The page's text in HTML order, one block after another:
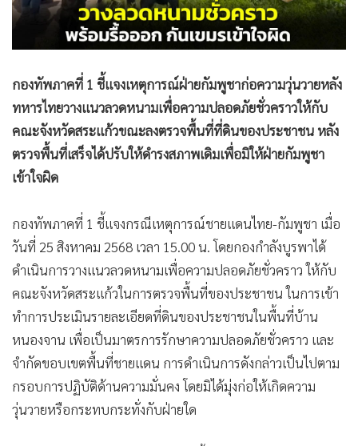
• Infographic
การเมือง
• กีฬา
• ต่างประเทศ
• Special Scoop
• เศรษฐกิจ-ธุรกิจ
ชุมชน-คุณภาพชีวิต
•
อาชญากรรม
• Motoring
• เกม
• วิทยาศาสตร์
• SMEs
• หุ้น
• อินโดจีน
• กองทุนรวม
กองทัพภาคที่ 1 ชี้แจงเหตุการณ์ฝ่ายกัมพูชาก่อความวุ่นวายหลัง
ทหารไทยวางแนวลวดหนามเพื่อความปลอดภัยชั่วคราวให้กับ
คณะจังหวัดสระแก้วขณะลงตรวจพื้นที่ที่ดินของประชาชน หลัง
ตรวจพื้นที่เสร็จได้ปรับให้ดำรงสภาพเดิมเพื่อมิให้ฝ่ายกัมพูชา
เข้าใจผิด
กองทัพภาคที่ 1 ชี้แจงกรณีเหตุการณ์ชายแดนไทย-กัมพูชา เมื่อ
วันที่ 25 สิงหาคม 2568 เวลา 15.00 น. โดยกองกำลังบูรพาได้
ดำเนินการวางแนวลวดหนามเพื่อความปลอดภัยชั่วคราว ให้กับ
คณะจังหวัดสระแก้วในการตรวจพื้นที่ของประชาชน ในการเข้า
ทำการประเมินรายละเอียดที่ดินของประชาชนในพื้นที่บ้าน
หนองจาน เพื่อเป็นมาตรการรักษาความปลอดภัยชั่วคราว และ
จำกัดขอบเขตพื้นที่ชายแดน การดำเนินการดังกล่าวเป็นไปตาม
กรอบการปฏิบัติด้านความมั่นคง โดยมิได้มุ่งก่อให้เกิดความ
วุ่นวายหรือกระทบกระทั่งกับฝ่ายใด